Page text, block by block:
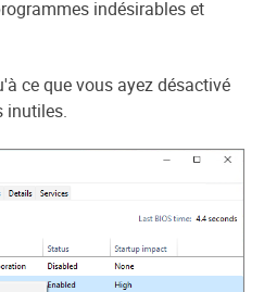
indésirables et
ce que vous ayez désactivé
inutiles.